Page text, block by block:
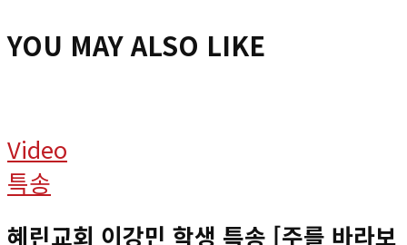
YOU MAY ALSO LIKE
Video
특송
혜린교회 이강민 학생 특송 [주를 바라보